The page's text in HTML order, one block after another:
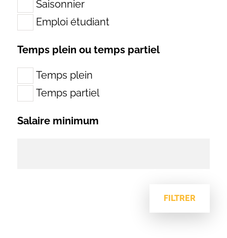
Saisonnier
Emploi étudiant
Temps plein ou temps partiel
Temps plein
Temps partiel
Salaire minimum
FILTRER